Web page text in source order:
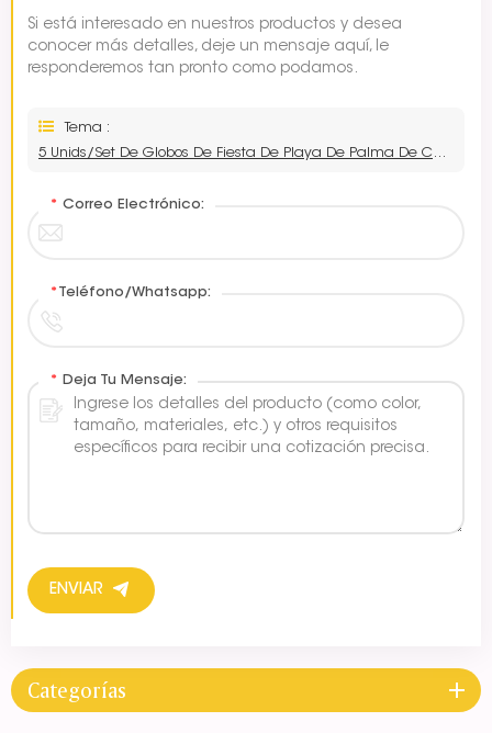
Si está interesado en nuestros productos y desea
conocer más detalles, deje un mensaje aquí, le
responderemos tan pronto como podamos.
Tema :
5 Unids/set De Globos De Fiesta De Playa De Palma De Coco Al Por Mayor
* Correo Electrónico:
* Teléfono/Whatsapp:
* Deja Tu Mensaje:
ENVIAR
Categorías